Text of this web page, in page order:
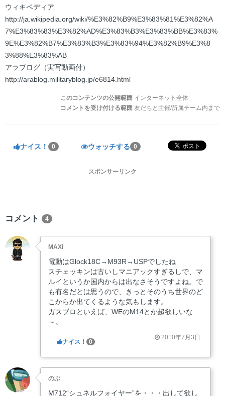
ウィキペディア
http://ja.wikipedia.org/wiki/%E3%82%B9%E3%83%81%E3%82%A
7%E3%83%83%E3%82%AD%E3%83%B3%E3%83%BB%E3%83%
9E%E3%82%B7%E3%83%B3%E3%83%94%E3%82%B9%E3%8
3%88%E3%83%AB
アラブログ（実写動画付）
http://arablog.militaryblog.jp/e6814.html
このコンテンツの公開範囲 インターネット全体
コメントを受け付ける範囲 友だちと主催/所属チーム内まで
ナイス！ 0 ウォッチする 0
スポンサーリンク
コメント 4
MAXI
電動はGlock18C→M93R→USPでしたね
スチェッキンは古いしマニアックすぎるしで、マ
ルイというか国内からは出なさそうですよね。で
も有名だとは思うので、きっとそのうち世界のど
こからか出てくるような気もします。
ガスブロといえば、WEのM14とか超欲しいな
～。
2010年7月3日
ナイス！ 0
のぶ
M712“シュネルフォイヤー”を・・・出して欲し